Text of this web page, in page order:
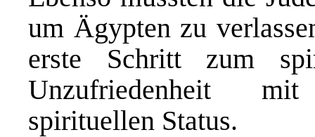
um Ägypten zu
erste Schritt zum
Unzufriedenheit
spirituellen Status.